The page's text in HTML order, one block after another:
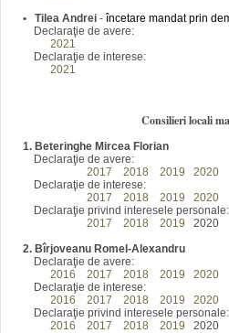
•
Tilea Andrei - încetare mandat prin
Declaraţie de avere:
2021
Declaraţie de interese:
2021
Consilieri locali
1. Beteringhe Mircea Florian
Declaraţie de avere:
2017 2018 2019
2020
Declaraţie de interese:
2017 2018 2019
2020
Declaraţie privind interesele personale:
2017 2018 2019 2020
2. Bîrjoveanu Romel-Alexandru
Declaraţie de avere:
2016
2017 2018 2019
2020
Declaraţie de interese:
2016
2017 2018 2019
2020
Declaraţie privind interesele personale:
2016
2017 2018 2019 2020